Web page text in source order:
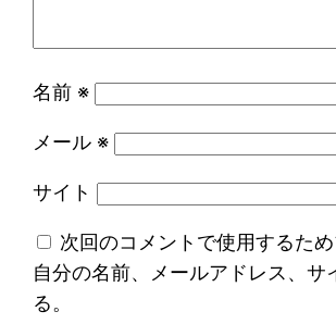
名前 ※
メール ※
サイト
次回のコメントで使用するた
自分の名前、メールアドレス、サ
る。